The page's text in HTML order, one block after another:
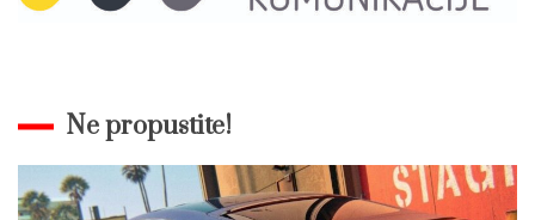
Ne propustite!